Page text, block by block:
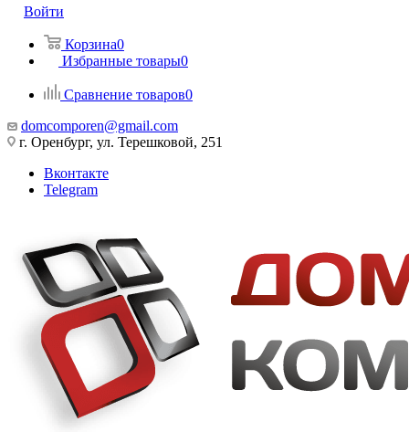
Войти
Корзина0
Избранные товары0
Сравнение товаров0
domcomporen@gmail.com
г. Оренбург, ул. Терешковой, 251
Вконтакте
Telegram